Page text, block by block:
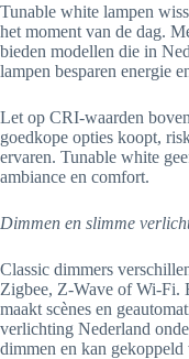
Tunable white lampen
het moment van de dag.
bieden modellen die in
lampen besparen energie
Let op CRI-waarden
goedkope opties koopt,
ervaren. Tunable white
ambiance en comfort.
Dimmen en slimme
Classic dimmers
Zigbee, Z-Wave of
maakt scènes en
verlichting Nederland
dimmen en kan